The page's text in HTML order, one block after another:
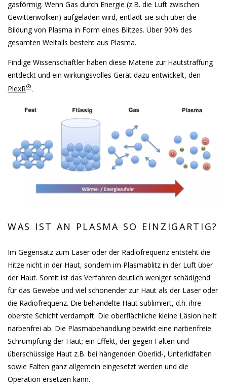
gasförmig. Wenn Gas durch Energie (z.B. die Luft zwischen
Gewitterwolken) aufgeladen wird, entlädt sie sich über die
Bildung von Plasma in Form eines Blitzes. Über 90% des
gesamten Weltalls besteht aus Plasma.
Findige Wissenschaftler haben diese Materie zur Hautstraffung
entdeckt und ein wirkungsvolles Gerät dazu entwickelt, den
PlexR®.
WAS IST AN PLASMA SO EINZIGARTIG?
Im Gegensatz zum Laser oder der Radiofrequenz entsteht die
Hitze nicht in der Haut, sondern im Plasmablitz in der Luft über
der Haut. Somit ist das Verfahren deutlich weniger schädigend
für das Gewebe und viel schonender zur Haut als der Laser oder
die Radiofrequenz. Die behandelte Haut sublimiert, d.h. ihre
oberste Schicht verdampft. Die oberflächliche kleine Läsion heilt
narbenfrei ab. Die Plasmabehandlung bewirkt eine narbenfreie
Schrumpfung der Haut; ein Effekt, der gegen Falten und
überschüssige Haut z.B. bei hängenden Oberlid-, Unterlidfalten
sowie Falten ganz allgemein eingesetzt werden und die
Operation ersetzen kann.